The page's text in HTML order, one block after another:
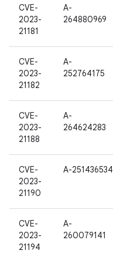
CVE-
2023-
21181
A-
264880969
CVE-
2023-
21182
A-
252764175
CVE-
2023-
21188
A-
264624283
CVE-
2023-
21190
A-251436534
CVE-
2023-
21194
A-
260079141